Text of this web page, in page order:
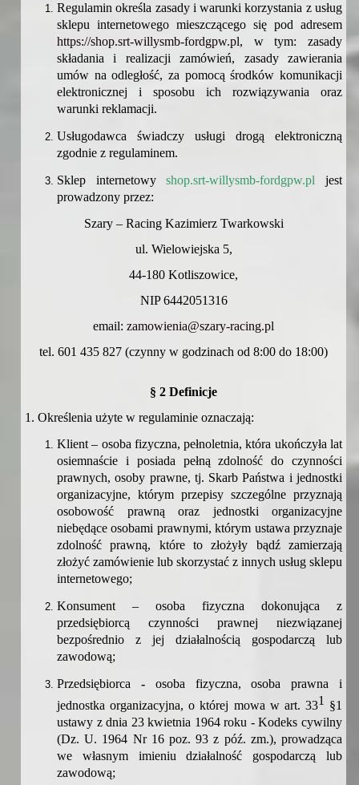
Regulamin określa zasady i warunki korzystania z usług
sklepu internetowego mieszczącego się pod adresem
https://shop.srt-willysmb-fordgpw.pl, w tym: zasady
składania i realizacji zamówień, zasady zawierania
umów na odległość, za pomocą środków komunikacji
elektronicznej i sposobu ich rozwiązywania oraz
warunki reklamacji.
Usługodawca świadczy usługi drogą elektroniczną
zgodnie z regulaminem.
Sklep internetowyshop.srt-willysmb-fordgpw.pljest
prowadzony przez:
Szary – Racing Kazimierz Twarkowski
ul. Wielowiejska 5,
44-180 Kotliszowice,
NIP 6442051316
email: zamowienia@szary-racing.pl
tel. 601 435 827 (czynny w godzinach od 8:00 do 18:00)
§ 2 Definicje
1. Określenia użyte w regulaminie oznaczają:
Klient – osoba fizyczna, pełnoletnia, która ukończyła lat
osiemnaście i posiada pełną zdolność do czynności
prawnych, osoby prawne, tj. Skarb Państwa i jednostki
organizacyjne, którym przepisy szczególne przyznają
osobowość prawną oraz jednostki organizacyjne
niebędące osobami prawnymi, którym ustawa przyznaje
zdolność prawną, które to złożyły bądź zamierzają
złożyć zamówienie lub skorzystać z innych usług sklepu
internetowego;
Konsument – osoba fizyczna dokonująca z
przedsiębiorcą czynności prawnej niezwiązanej
bezpośrednio z jej działalnością gospodarczą lub
zawodową;
Przedsiębiorca - osoba fizyczna, osoba prawna i
jednostka organizacyjna, o której mowa w art. 331 §1
ustawy z dnia 23 kwietnia 1964 roku - Kodeks cywilny
(Dz. U. 1964 Nr 16 poz. 93 z póź. zm.), prowadząca
we własnym imieniu działalność gospodarczą lub
zawodową;